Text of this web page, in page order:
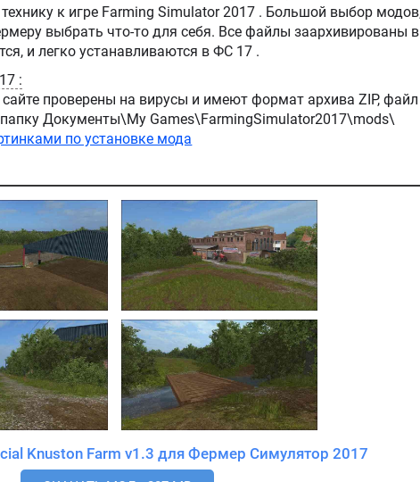
Farming Simulator 2017 . Большой выбор модов,
выбрать что-то для себя. Все файлы заархивированы в
архив, легко распаковываются, и легко устанавливаются в ФС 17 .
Как установить мод для FS 17 :
проверены на вирусы и имеют формат архива ZIP, файл
папку Документы\My Games\FarmingSimulator2017\mods\
по установке мода
Скачать мод Unofficial Knuston Farm v1.3 для Фермер Симулятор 2017